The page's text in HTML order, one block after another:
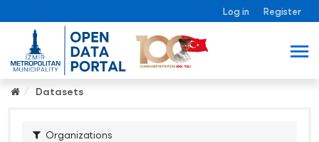
Log in Register
Datasets
Organizations